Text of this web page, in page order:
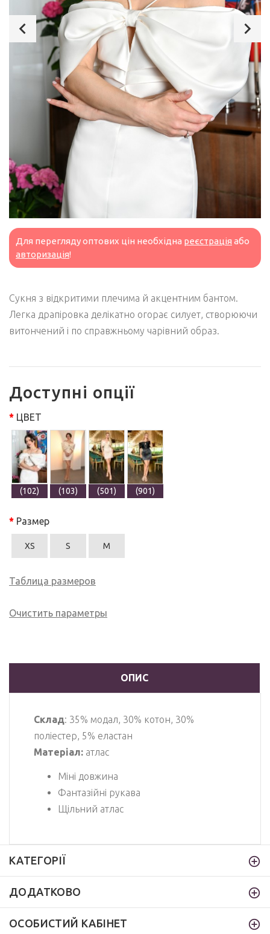
Для перегляду оптових цін необхідна реєстрація або
авторизація!
Сукня з відкритими плечима й акцентним бантом.
Легка драпіровка делікатно огорає силует, створюючи
витончений і по справжньому чарівний образ.
Доступні опції
ЦВЕТ
(102) (103) (501) (901)
Размер
XS S M
Таблица размеров
Очистить параметры
ОПИС
Склад: 35% модал, 30% котон, 30%
поліестер, 5% еластан
Матеріал: атлас
Міні довжина
Фантазійні рукава
Щільний атлас
КАТЕГОРІЇ
ДОДАТКОВО
ОСОБИСТИЙ КАБІНЕТ